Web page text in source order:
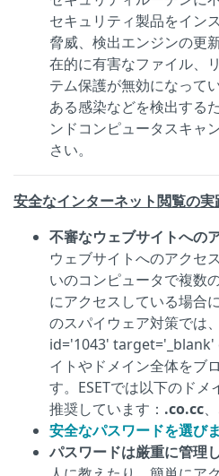
セキュリティ製品をイン
脅威、検出エンジンの更
在的に有害なファイル、
テム保護が無効になって
ある感染などを検出する
ンドコンピュータスキャ
さい。
安全なインターネット閲覧の実
不審なウェブサイトへの
ウェブサイトへのアクセ
いのコンピュータで複数
にアクセスしている場合
のスパイウェア対策で
id='1043' target='_blank'
イトやドメイン全体をブ
す。ESETでは以下のド
推奨しています： .co.cc、
安全なパスワードを選び
パスワードは厳重に管理